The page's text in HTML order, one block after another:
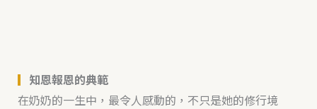
▎ 知恩報恩的典範
在奶奶的一生中，最令人感動的，不只是她的修行境